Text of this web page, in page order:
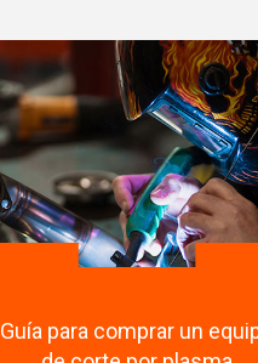
Guía para comprar un